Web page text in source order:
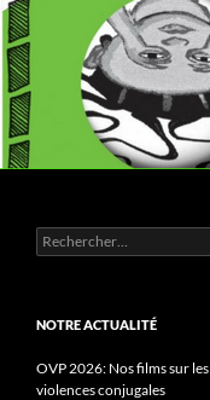
Aller
au
contenu
Nourrissez vous d'images
Rechercher :
NOTRE ACTUALITÉ
OVP 2026: Nos films sur les
violences conjugales